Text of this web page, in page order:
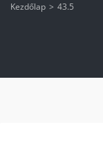
Kezdőlap 43.5